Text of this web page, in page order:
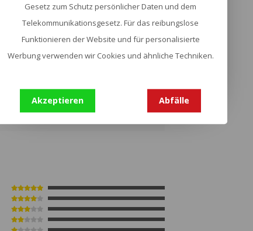
Gesetz zum Schutz persönlicher Daten und dem
Telekommunikationsgesetz. Für das reibungslose
Funktionieren der Website und für personalisierte
Werbung verwenden wir Cookies und ähnliche Techniken.
Akzeptieren Abfälle